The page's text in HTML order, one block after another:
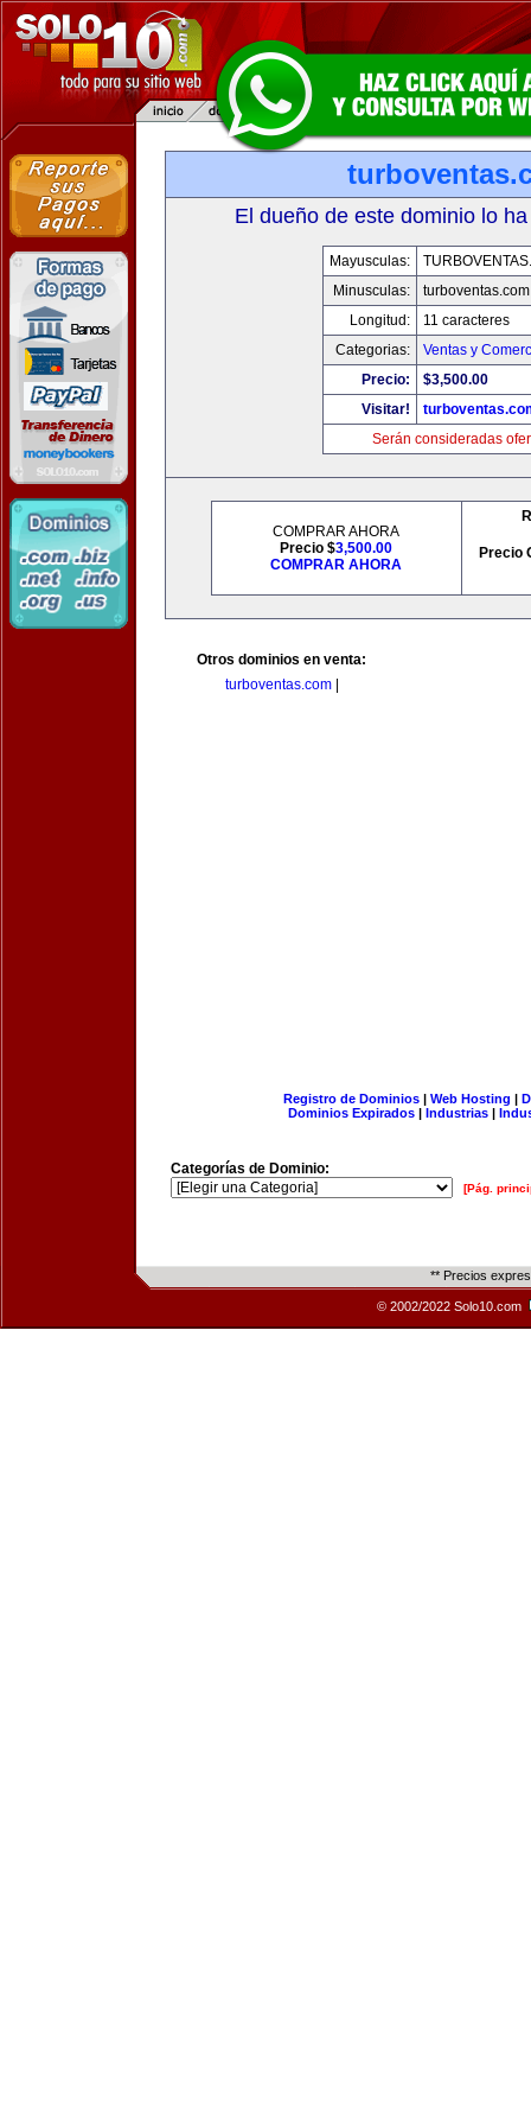
El dueño de este dominio lo
Mayusculas:
Minusculas:
turboventas.com
Longitud:
11 caracteres
Categorias:
Ventas y
Precio:
$3,500.00
Visitar!
Serán consideradas
COMPRAR AHORA
Precio $3,500.00
COMPRAR AHORA
Precio
Otros dominios en venta:
turboventas.com|
Registro de Dominios| Web Hosting |
Dominios Expirados | Industrias |
Categorías de Dominio:
[Pág.
** Precios
© 2002/2022 Solo10.com